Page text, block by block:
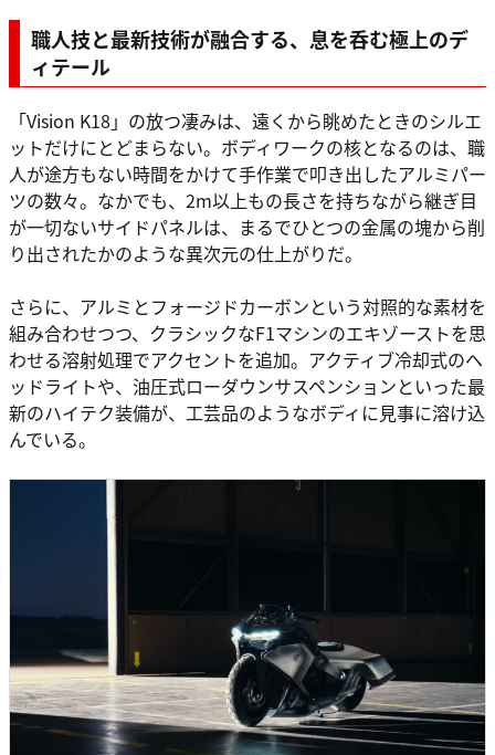
職人技と最新技術が融合する、息を呑む極上のデ
ィテール
「Vision K18」の放つ凄みは、遠くから眺めたときのシルエ
ットだけにとどまらない。ボディワークの核となるのは、職
人が途方もない時間をかけて手作業で叩き出したアルミパー
ツの数々。なかでも、2m以上もの長さを持ちながら継ぎ目
が一切ないサイドパネルは、まるでひとつの金属の塊から削
り出されたかのような異次元の仕上がりだ。
さらに、アルミとフォージドカーボンという対照的な素材を
組み合わせつつ、クラシックなF1マシンのエキゾーストを思
わせる溶射処理でアクセントを追加。アクティブ冷却式のヘ
ッドライトや、油圧式ローダウンサスペンションといった最
新のハイテク装備が、工芸品のようなボディに見事に溶け込
んでいる。